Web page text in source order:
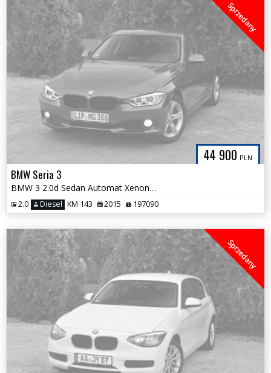
44 900 PLN
Sprzedany
BMW Seria 3
BMW 3 2.0d Sedan Automat Xenon Kubełki NOWY ROZRZĄD Tylko 197 tys km
2.0 Diesel KM 143 2015 197090
Sprzedany